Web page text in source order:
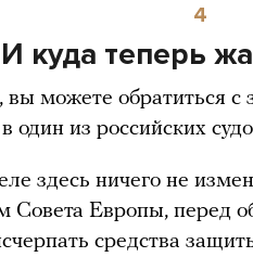
4
И куда теперь
можете обратиться с
один из российских
здесь ничего не
Совета Европы, перед
средства